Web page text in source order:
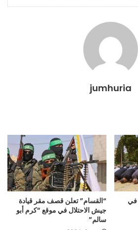
jumhuria
في
“القسام” تعلن قصف مقر قيادة
جيش الاحتلال في موقع “كرم أبو
سالم”